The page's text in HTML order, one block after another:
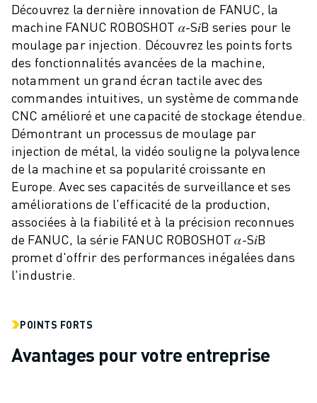
DES SOLUTIONS D'USINE INTELLIGENTE POUR AMÉLIORER
ENREGISTREMENT DU PRODUIT "
TÉMOIGNAGES
SOLUTIONS
INDUSTRIES
TOUTES LES INDUSTRIES
AÉROSPATIALE
AUTOMOBILE
VÉHICULES ÉLECTRIQUES
ÉLECTRONIQUE
ALIMENTATION ET BOISSONS
PLASTIQUES
ENTREPOSAGE, LOGISTIQUE, POSTE ET COLIS
APPLICATIONS
SOUDAGE À L'ARC
RECTIFICATION CNC
Découvrez la dernière innovation de FANUC, la
machine FANUC ROBOSHOT 𝛼-S𝑖B series pour le
moulage par injection. Découvrez les points forts
des fonctionnalités avancées de la machine,
notamment un grand écran tactile avec des
commandes intuitives, un système de commande
CNC amélioré et une capacité de stockage étendue.
Démontrant un processus de moulage par
injection de métal, la vidéo souligne la polyvalence
de la machine et sa popularité croissante en
Europe. Avec ses capacités de surveillance et ses
améliorations de l'efficacité de la production,
associées à la fiabilité et à la précision reconnues
de FANUC, la série FANUC ROBOSHOT 𝛼-S𝑖B
promet d'offrir des performances inégalées dans
l'industrie.
POINTS FORTS
Avantages pour votre entreprise